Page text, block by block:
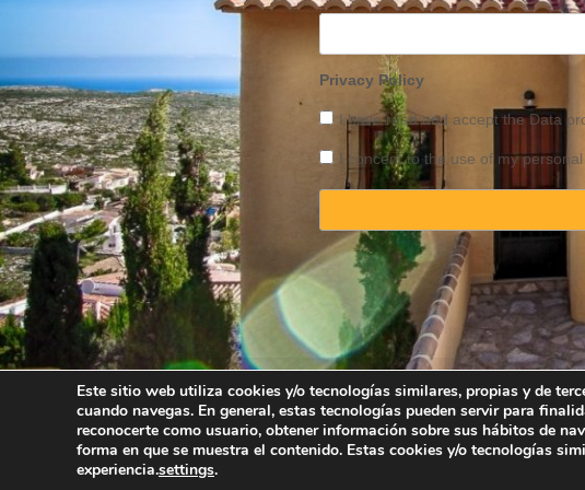
Privacy Policy
I have read and accept theData
I concent to the use of my
Copyright © 2025 Property
Este sitio web utiliza cookies y/o tecnologías similares, propias y de
cuando navegas. En general, estas tecnologías pueden servir para
reconocerte como usuario, obtener información sobre sus hábitos de
forma en que se muestra el contenido. Estas cookies y/o tecnologías
experiencia.settings.